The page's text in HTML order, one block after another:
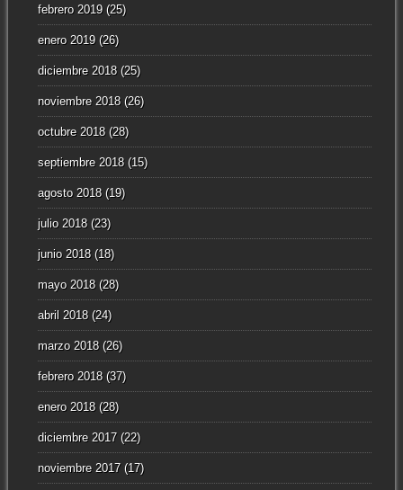
febrero 2019(25)
enero 2019(26)
diciembre 2018(25)
noviembre 2018(26)
octubre 2018(28)
septiembre 2018(15)
agosto 2018(19)
julio 2018(23)
junio 2018(18)
mayo 2018(28)
abril 2018(24)
marzo 2018(26)
febrero 2018(37)
enero 2018(28)
diciembre 2017(22)
noviembre 2017(17)